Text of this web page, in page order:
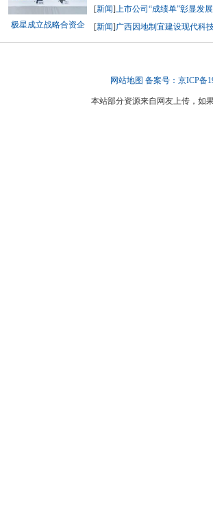
极星成立战略合资企
[新闻]上市公司“成绩单”彰显发
[新闻]广西因地制宜建设现代科
网站地图 备案号：京ICP备
本站部分资源来自网友上传，如